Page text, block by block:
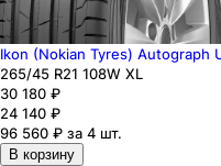
Ikon (Nokian Tyres) Autograph
265/45 R21 108W XL
30 180 ₽
24 140 ₽
96 560 ₽ за 4 шт.
В корзину